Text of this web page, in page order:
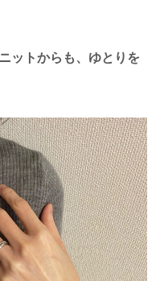
ットからも、ゆとりを